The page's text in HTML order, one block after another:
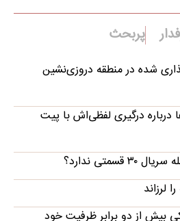
پربحث
شده در منطقه دروزی‌نشین
درباره درگیری لفظی‌اش با پیت
ندارد؟
بیش از دو برابر ظرفیت خود